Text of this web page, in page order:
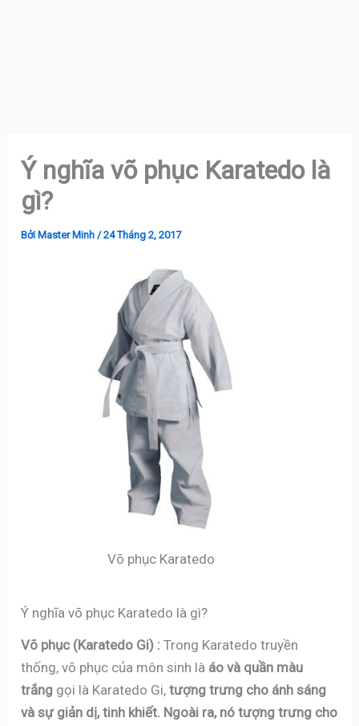
Ý nghĩa võ phục Karatedo là
gì?
BởiMaster Minh /24 Tháng 2, 2017
Võ phục Karatedo
Ý nghĩa võ phục Karatedo là gì?
Võ phục (Karatedo Gi) :Trong Karatedo truyền
thống, võ phục của môn sinh là áo và quần màu
trắng gọi là Karatedo Gi,tượng trưng cho ánh sáng
và sự giản dị, tinh khiết. Ngoài ra, nó tượng trưng cho